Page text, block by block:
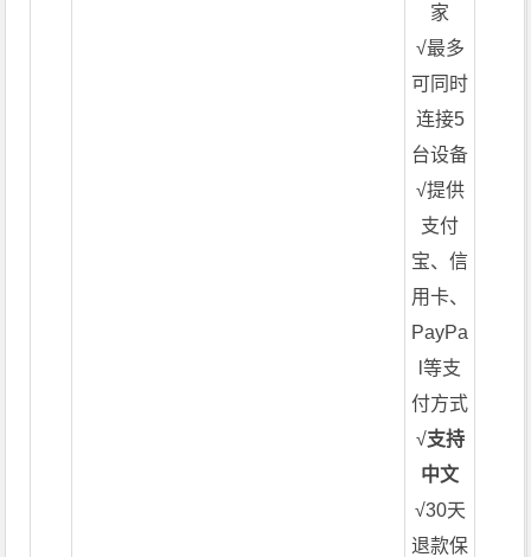
家
√最多
可同时
连接5
台设备
√提供
支付
宝、信
用卡、
PayPa
l等支
付方式
√支持
中文
√30天
退款保